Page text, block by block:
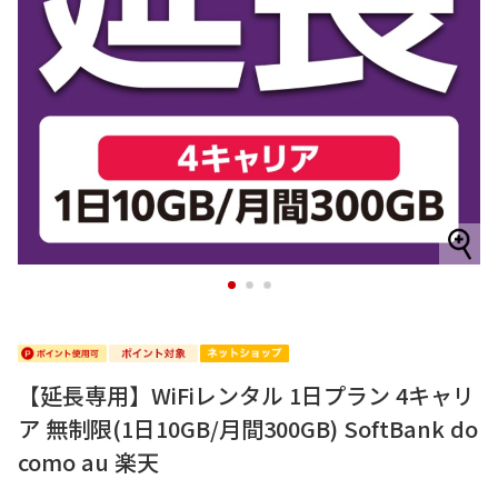
1 2 3
【延長専用】WiFiレンタル 1日プラン 4キャリ
ア 無制限(1日10GB/月間300GB) SoftBank do
como au 楽天